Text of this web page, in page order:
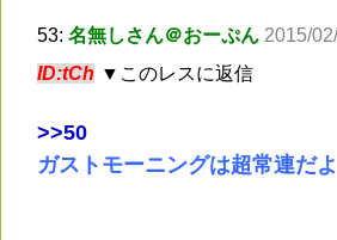
53: 名無しさん＠おーぷん 2015/
ID:tCh ▼このレスに返信
>>50
ガストモーニングは超常連だよ